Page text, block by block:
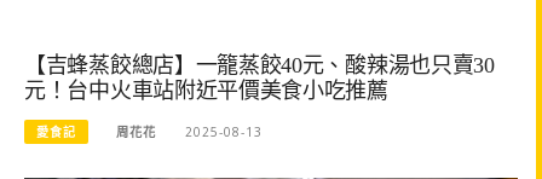
【吉蜂蒸餃總店】一籠蒸餃40元、酸辣湯也只賣30
元！台中火車站附近平價美食小吃推薦
愛食記 周花花 2025-08-13